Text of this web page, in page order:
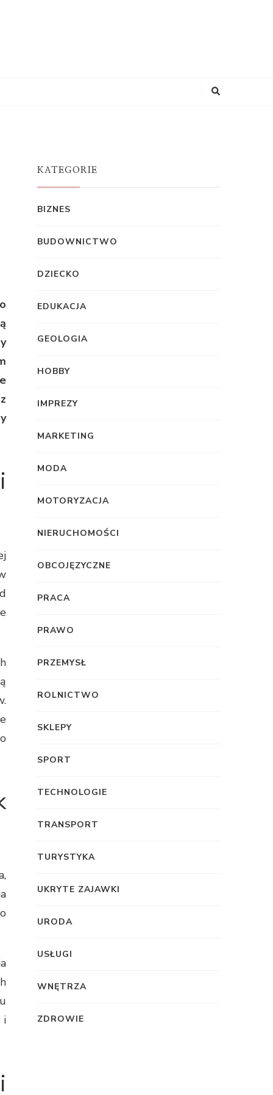
i
KATEGORIE
BIZNES
BUDOWNICTWO
DZIECKO
EDUKACJA
GEOLOGIA
HOBBY
IMPREZY
MARKETING
MODA
MOTORYZACJA
NIERUCHOMOŚCI
OBCOJĘZYCZNE
PRACA
PRAWO
PRZEMYSŁ
ROLNICTWO
SKLEPY
SPORT
TECHNOLOGIE
TRANSPORT
TURYSTYKA
UKRYTE ZAJAWKI
URODA
USŁUGI
WNĘTRZA
ZDROWIE